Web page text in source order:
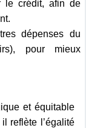
le crédit, afin de
dépenses du
pour mieux
et équitable
reflète l’égalité